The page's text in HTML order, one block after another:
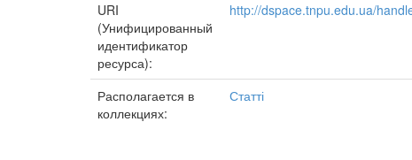
URI
(Унифицированный
идентификатор
ресурса):
http://dspace.tnpu.edu.ua/
Располагается в
коллекциях:
Статті